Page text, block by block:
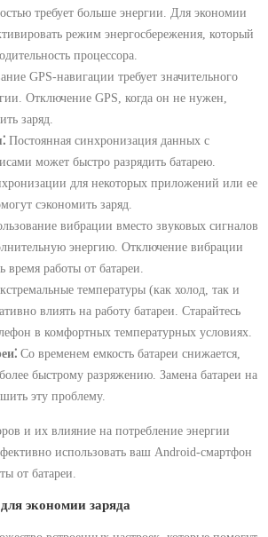
требует больше энергии. Для экономии
режим энергосбережения, который
процессора.
GPS-навигации требует значительного
Отключение GPS, когда он не нужен,
заряд.
Постоянная синхронизация данных с
может быстро разрядить батарею.
для некоторых приложений или ее
сэкономить заряд.
вибрации вместо звуковых сигналов
энергию. Отключение вибрации
время работы от батареи.
температуры (как холод, так и
влиять на работу батареи. Старайтесь
в комфортных температурных условиях.
Со временем емкость батареи снижается,
быстрому разряжению. Замена батареи на
эту проблему.
и их влияние на потребление энергии
использовать ваш Android-смартфон
от батареи.
экономии заряда